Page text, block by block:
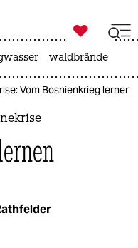

taz zahl ich
waldbrände
Vom Bosnienkrieg lernen